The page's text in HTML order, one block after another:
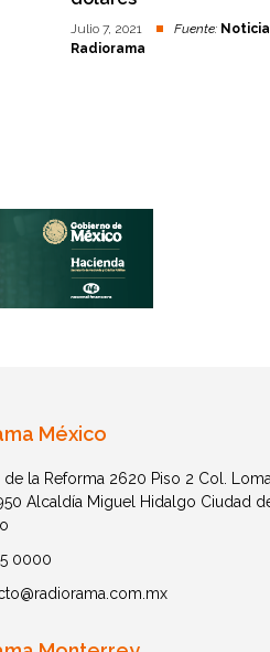
Julio 7, 2021 Fuente:
Radiorama
México
de la Reforma 2620 Piso 2 Col.
Alcaldía Miguel Hidalgo Ciudad
0000